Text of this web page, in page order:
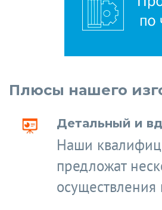
Плюсы нашего
Детальный и
Наши
предложат
осуществления